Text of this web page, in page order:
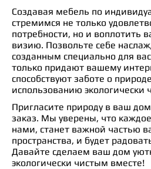
Создавая мебель по
стремимся не только
потребности, но и воплотить
визию. Позвольте себе
созданным специально для
только придают вашему
способствуют заботе о
использованию экологически
Пригласите природу в ваш
заказ. Мы уверены, что
нами, станет важной частью
пространства, и будет
Давайте сделаем ваш дом
экологически чистым вместе!